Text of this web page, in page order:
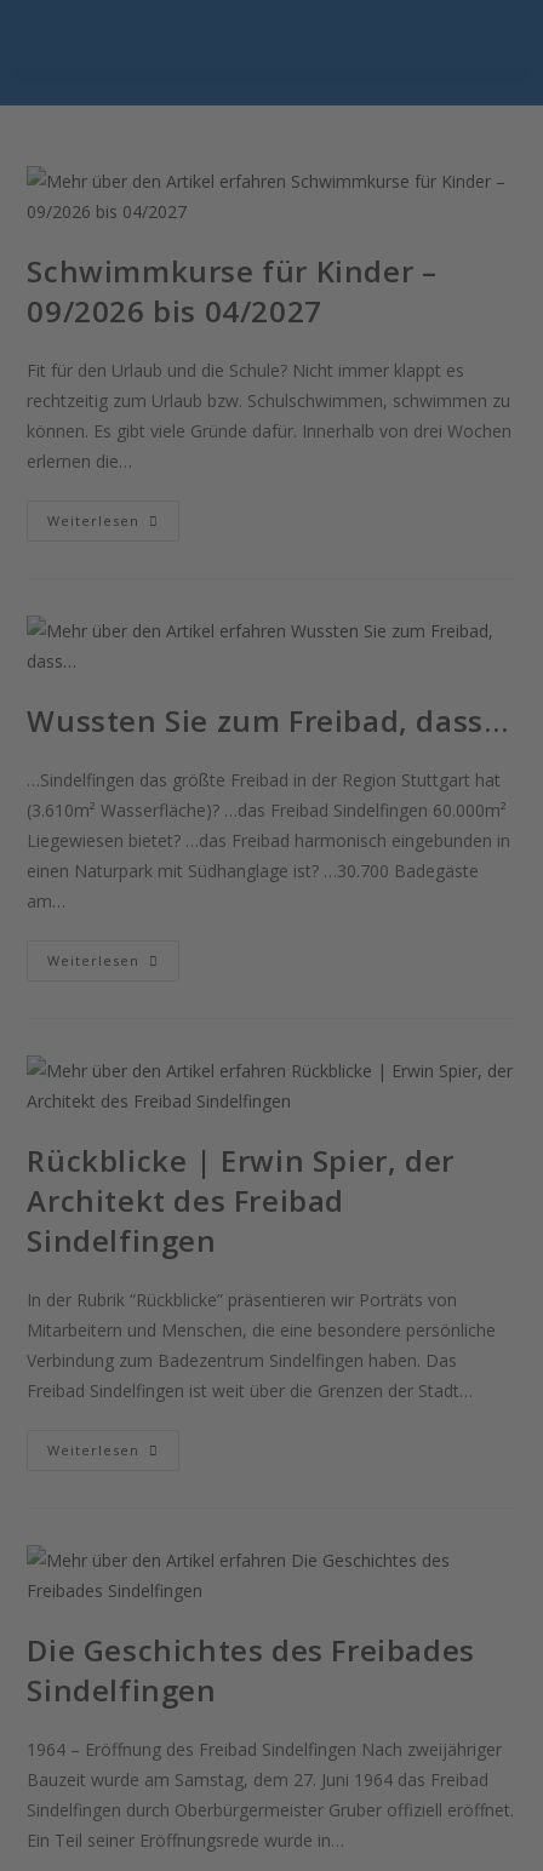
Schwimmkurse für Kinder –
09/2026 bis 04/2027
Fit für den Urlaub und die Schule? Nicht immer klappt es
rechtzeitig zum Urlaub bzw. Schulschwimmen, schwimmen zu
können. Es gibt viele Gründe dafür. Innerhalb von drei Wochen
erlernen die…
Weiterlesen
Wussten Sie zum Freibad, dass…
…Sindelfingen das größte Freibad in der Region Stuttgart hat
(3.610m² Wasserfläche)? …das Freibad Sindelfingen 60.000m²
Liegewiesen bietet? …das Freibad harmonisch eingebunden in
einen Naturpark mit Südhanglage ist? …30.700 Badegäste
am…
Weiterlesen
Rückblicke | Erwin Spier, der
Architekt des Freibad
Sindelfingen
In der Rubrik “Rückblicke” präsentieren wir Porträts von
Mitarbeitern und Menschen, die eine besondere persönliche
Verbindung zum Badezentrum Sindelfingen haben. Das
Freibad Sindelfingen ist weit über die Grenzen der Stadt…
Weiterlesen
Die Geschichtes des Freibades
Sindelfingen
1964 – Eröffnung des Freibad Sindelfingen Nach zweijähriger
Bauzeit wurde am Samstag, dem 27. Juni 1964 das Freibad
Sindelfingen durch Oberbürgermeister Gruber offiziell eröffnet.
Ein Teil seiner Eröffnungsrede wurde in…